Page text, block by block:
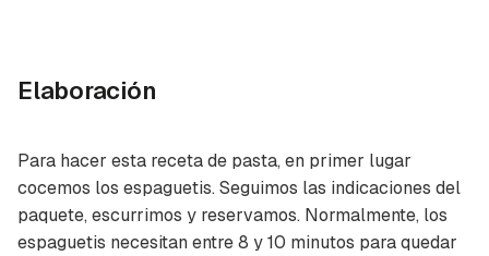
Elaboración
Para hacer esta receta de pasta, en primer lugar
cocemos los espaguetis. Seguimos las indicaciones del
paquete, escurrimos y reservamos. Normalmente, los
espaguetis necesitan entre 8 y 10 minutos para quedar